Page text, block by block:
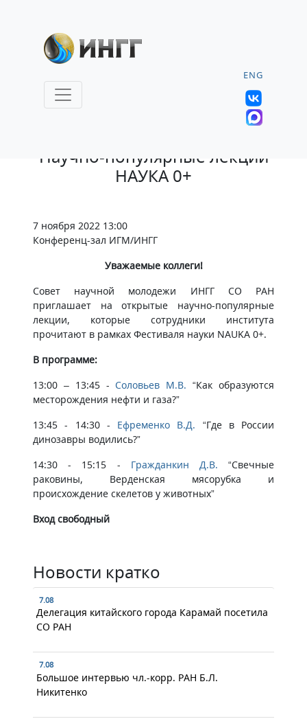
ENG
Научно-популярные лекции
НАУКА 0+
7 ноября 2022 13:00
Конференц-зал ИГМ/ИНГГ
Уважаемые коллеги!
Совет научной молодежи ИНГГ СО РАН
приглашает на открытые научно-популярные
лекции, которые сотрудники института
прочитают в рамках Фестиваля науки NAUKA 0+.
В программе:
13:00 – 13:45 -Соловьев М.В. “Как образуются
месторождения нефти и газа?”
13:45 - 14:30 - Ефременко В.Д. “Где в России
динозавры водились?”
14:30 - 15:15 - Гражданкин Д.В. “Свечные
раковины, Верденская мясорубка и
происхождение скелетов у животных”
Вход свободный
Новости кратко
7.08
Делегация китайского города Карамай посетила
СО РАН
7.08
Большое интервью чл.-корр. РАН Б.Л.
Никитенко